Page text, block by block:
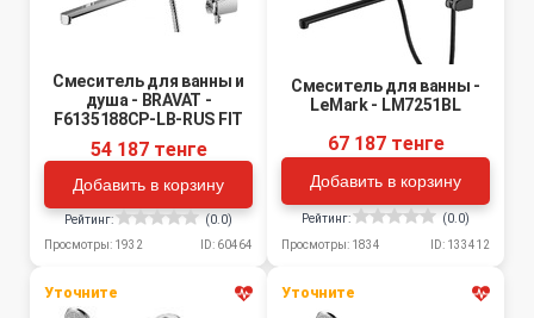
Смеситель для ванны и
душа - BRAVAT -
F6135188CP-LB-RUS FIT
54 187 тенге
Добавить в корзину
Рейтинг:
(0.0)
Просмотры: 1932
ID: 60464
Смеситель для ванны -
LeMark - LM7251BL
67 187 тенге
Добавить в корзину
Рейтинг: (0.0)
Просмотры: 1834 ID: 133412
Уточните Уточните